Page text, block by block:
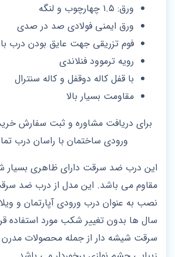
ورق: ۱.۵ چهارچوب و لنگه
ورق ایمنی فولادی صد در صدی
فوم تزریقی جهت عایق بودن درب با
رویه ترموود فنلاندی
با قفل کاله دوقفل و کاله سنترال
مقاومت بسیار بالا
برای دریافت مشاوره و ثبت سفارش
ورودی ساختمان با راسان درب
این درب ضد سرقت دارای ظاهری
مقاوم می باشد. این مدل از درب ضد
نصب به عنوان درب ورودی آپارتمان و
سال ها بدون تغییر شکب مورد استفاده
سرقت شیشه دار از جمله محصولات مدرن